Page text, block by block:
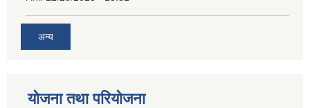
अन्य
योजना तथा परियोजना